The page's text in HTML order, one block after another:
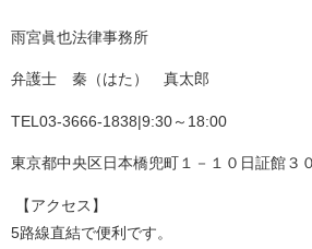
雨宮眞也法律事務所
弁護士 秦（はた） 真太郎
TEL03-3666-1838|9:30～18:00
東京都中央区日本橋兜町１－１０日証館３
【アクセス】
5路線直結で便利です。